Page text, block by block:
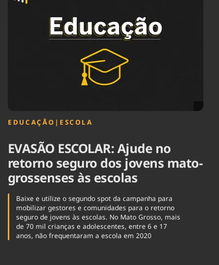
Agronegócios
Cultura
Economia
Educação
Infraestrutura
Internacional
Podcast
Política
Saúde
EDUCAÇÃO | ESCOLA
EVASÃO ESCOLAR: Ajude no
retorno seguro dos jovens mato-
grossenses às escolas
Baixe e utilize o segundo spot da campanha para
mobilizar gestores e comunidades para o retorno
seguro de jovens às escolas. No Mato Grosso, mais
de 70 mil crianças e adolescentes, entre 6 e 17
anos, não frequentaram a escola em 2020